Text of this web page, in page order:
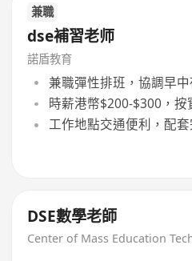
兼職
dse補習老师
諾盾教育
兼職彈性排班，協調早
時薪港幣$200-$300，
工作地點交通便利，配
DSE數學老師
Center of Mass Education